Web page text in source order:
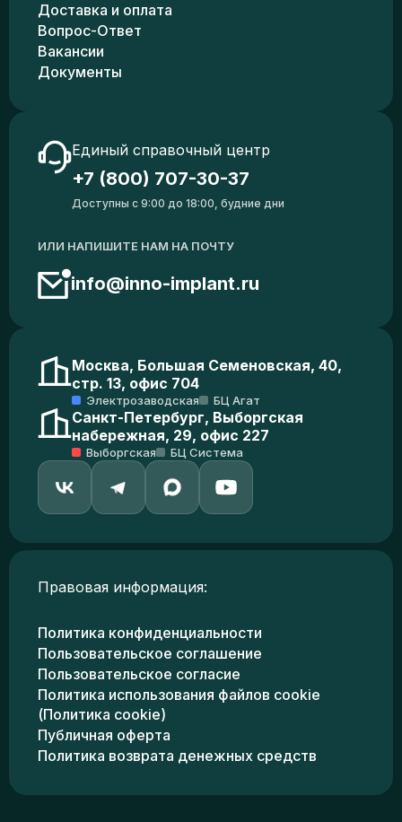
Доставка и оплата
Вопрос-Ответ
Вакансии
Документы
Единый справочный центр
+7 (800) 707-30-37
Доступны с 9:00 до 18:00, будние дни
ИЛИ НАПИШИТЕ НАМ НА ПОЧТУ
info@inno-implant.ru
Москва, Большая Семеновская, 40,
стр. 13, офис 704
Электрозаводская БЦ Агат
Санкт-Петербург, Выборгская
набережная, 29, офис 227
Выборгская БЦ Система
Правовая информация:
Политика конфиденциальности
Пользовательское соглашение
Пользовательское согласие
Политика использования файлов cookie
(Политика cookie)
Публичная оферта
Политика возврата денежных средств